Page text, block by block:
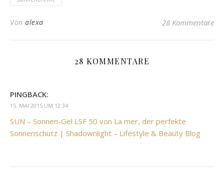
Von alexa 28 Kommentare
28 KOMMENTARE
PINGBACK:
15. MAI 2015 UM 12:34
SUN – Sonnen-Gel LSF 50 von La mer, der perfekte
Sonnenschutz | Shadownlight – Lifestyle & Beauty Blog